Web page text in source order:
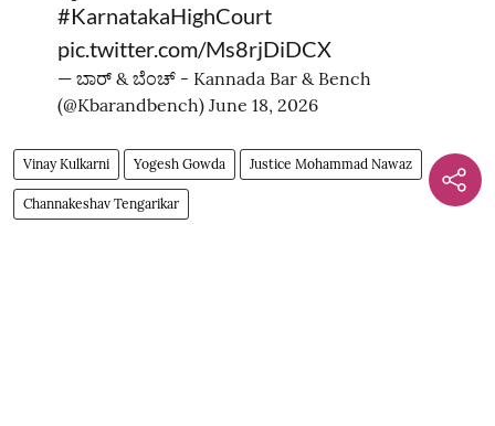
#KarnatakaHighCourt
pic.twitter.com/Ms8rjDiDCX
— ಬಾರ್‌ & ಬೆಂಚ್ - Kannada Bar & Bench
(@Kbarandbench) June 18, 2026
Vinay Kulkarni Yogesh Gowda Justice Mohammad Nawaz
Channakeshav Tengarikar